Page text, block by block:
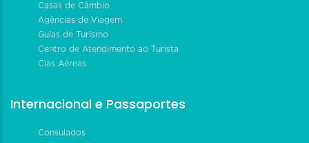
Casas de Câmbio
Agências de Viagem
Guias de Turismo
Centro de Atendimento ao Turista
Cias Aéreas
Internacional e Passaportes
Consulados